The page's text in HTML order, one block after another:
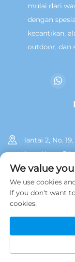
mulai dari
dengan
kecantikan,
outdoor, dan
lantai 2, No.
Laut Huan,
Hak Cipta © 2025
Kebijakan Privasi
We value
We use cookies
If you don't want
cookies.